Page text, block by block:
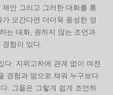
안 그리고 그러한 대화를 통
오간다면 더더욱 풍성한 영
는 대화, 원하지 않는 조언과
험이 있다.
다. 지위고하에 관계 없이 여전
경험과 땀으로 채워 누구보다
. 그들은 그렇게 쉽게 조언하